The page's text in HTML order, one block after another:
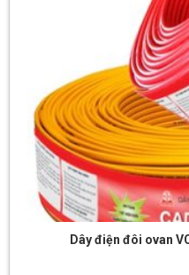
Dây điện đôi ovan